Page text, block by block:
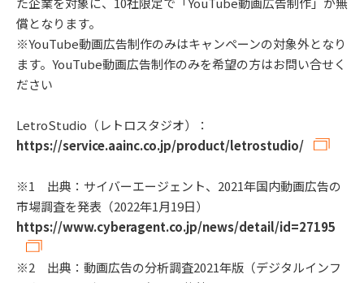
償となります。
※YouTube動画広告制作のみはキャンペーンの対象外となり
ます。YouTube動画広告制作のみを希望の方はお問い合せく
ださい
LetroStudio（レトロスタジオ）：
https://service.aainc.co.jp/product/letrostudio/
※1 出典：サイバーエージェント、2021年国内動画広告の
市場調査を発表（2022年1月19日）
https://www.cyberagent.co.jp/news/detail/id=27195
※2 出典：動画広告の分析調査2021年版（デジタルインフ